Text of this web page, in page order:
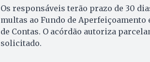
Os responsáveis terão prazo de 30
multas ao Fundo de
de Contas. O acórdão autoriza
solicitado.